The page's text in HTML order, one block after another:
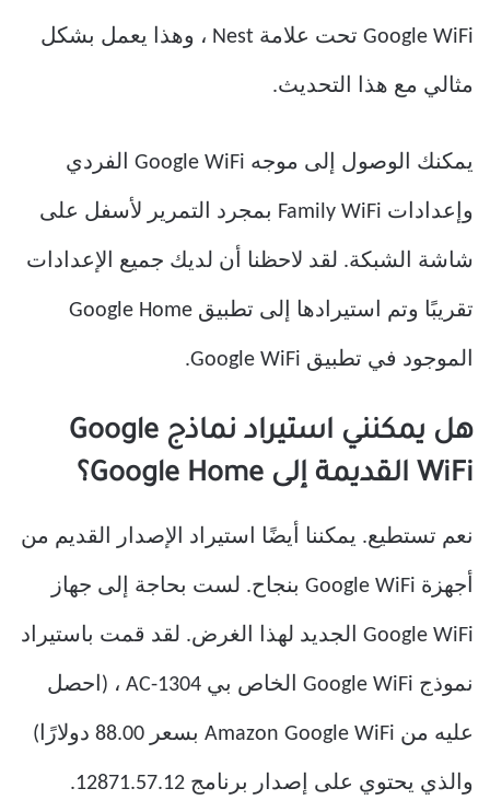
Google WiFi تحت علامة Nest ، وهذا يعمل بشكل
مثالي مع هذا التحديث.
يمكنك الوصول إلى موجه Google WiFi الفردي
وإعدادات Family WiFi بمجرد التمرير لأسفل على
شاشة الشبكة. لقد لاحظنا أن لديك جميع الإعدادات
تقريبًا وتم استيرادها إلى تطبيق Google Home
الموجود في تطبيق Google WiFi.
هل يمكنني استيراد نماذج Google
WiFi القديمة إلى Google Home؟
نعم تستطيع. يمكننا أيضًا استيراد الإصدار القديم من
أجهزة Google WiFi بنجاح. لست بحاجة إلى جهاز
Google WiFi الجديد لهذا الغرض. لقد قمت باستيراد
نموذج Google WiFi الخاص بي AC-1304 ، (احصل
عليه من Amazon Google WiFi بسعر 88.00 دولارًا)
والذي يحتوي على إصدار برنامج 12871.57.12.